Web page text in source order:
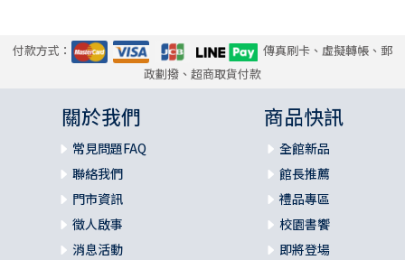
付款方式：
傳真刷卡、虛擬轉帳、郵
政劃撥、超商取貨付款
關於我們
常見問題FAQ
聯絡我們
門市資訊
徵人啟事
消息活動
商品快訊
全館新品
館長推薦
禮品專區
校園書饗
即將登場